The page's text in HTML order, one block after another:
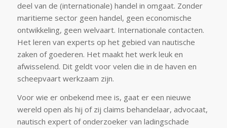
deel van de (internationale) handel in omgaat. Zonder
maritieme sector geen handel, geen economische
ontwikkeling, geen welvaart. Internationale contacten.
Het leren van experts op het gebied van nautische
zaken of goederen. Het maakt het werk leuk en
afwisselend. Dit geldt voor velen die in de haven en
scheepvaart werkzaam zijn.
Voor wie er onbekend mee is, gaat er een nieuwe
wereld open als hij of zij claims behandelaar, advocaat,
nautisch expert of onderzoeker van ladingschade